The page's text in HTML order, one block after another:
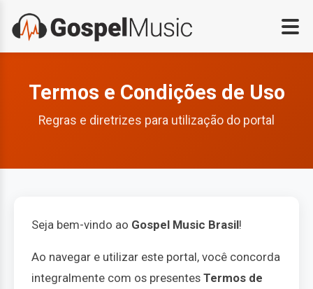
Termos e Condições de Uso
Regras e diretrizes para utilização do portal
Seja bem-vindo ao Gospel Music Brasil!
Ao navegar e utilizar este portal, você concorda
integralmente com os presentes Termos de